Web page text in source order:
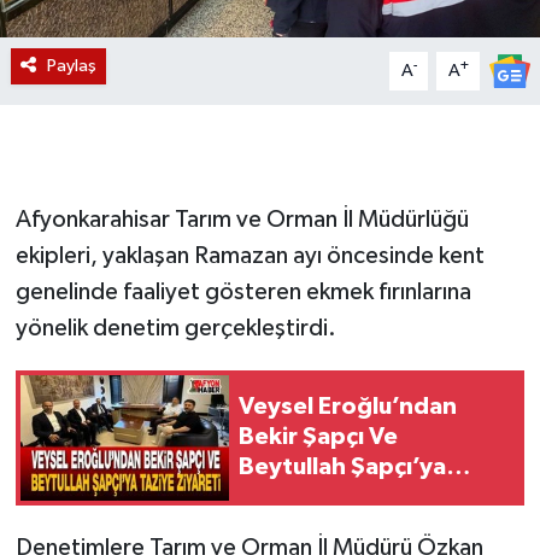
Paylaş A- A+
Afyonkarahisar Tarım ve Orman İl Müdürlüğü
ekipleri, yaklaşan Ramazan ayı öncesinde kent
genelinde faaliyet gösteren ekmek fırınlarına
yönelik denetim gerçekleştirdi.
Veysel Eroğlu’ndan
Bekir Şapçı Ve
Beytullah Şapçı’ya
Denetimlere Tarım ve Orman İl Müdürü Özkan